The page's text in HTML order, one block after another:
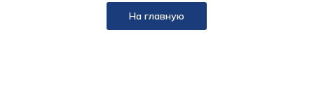
На главную